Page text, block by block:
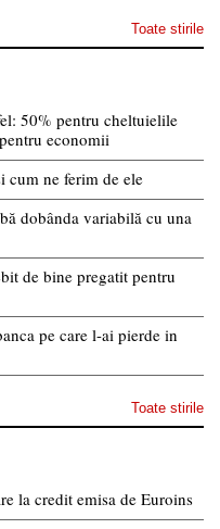
Toate stirile
50% pentru cheltuielile
economii
cum ne ferim de ele
dobânda variabilă cu una
de bine pregatit pentru
pe care l-ai pierde in
Toate stirile
la credit emisa de Euroins